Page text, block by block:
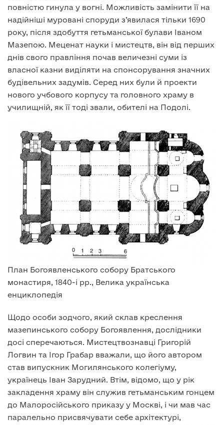
повністю гинула у вогні. Можливість замінити її на
надійніші муровані споруди з’явилася тільки 1690
року, після здобуття гетьманської булави Іваном
Мазепою. Меценат науки і мистецтв, він від перших
днів свого правління почав величезні суми із
власної казни виділяти на спонсорування значних
будівельних задумів. Серед них були й проекти
нового учбового корпусу та головного храму в
училищній, як її тоді звали, обителі на Подолі.
План Богоявленського собору Братського
монастиря, 1840-і рр., Велика українська
енциклопедія
Щодо особи зодчого, який склав креслення
мазепинського собору Богоявлення, дослідники
досі сперечаються. Мистецтвознавці Григорій
Логвин та Ігор Грабар вважали, що його автором
став випускник Могилянського колегіуму,
українець Іван Зарудний. Втім, відомо, що у рік
закладення храму він служив гетьманським гонцем
до Малоросійського приказу у Москві, і чи мав час
паралельно присвячувати себе архітектурі,